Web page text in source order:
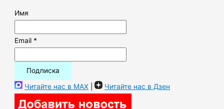
Имя
Email *
Читайте нас в MAX | Читайте нас в Дзен